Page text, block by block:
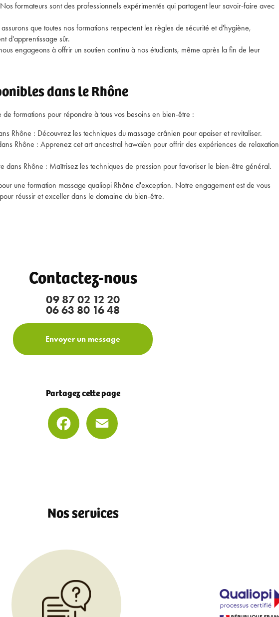
Nos formateurs sont des professionnels expérimentés qui partagent leur savoir-faire avec
que toutes nos formations respectent les règles de sécurité et d'hygiène,
d'apprentissage sûr.
engageons à offrir un soutien continu à nos étudiants, même après la fin de leur
dans le Rhône
formations pour répondre à tous vos besoins en bien-être :
Rhône : Découvrez les techniques du massage crânien pour apaiser et revitaliser.
Rhône : Apprenez cet art ancestral hawaïen pour offrir des expériences de relaxation
dans Rhône : Maîtrisez les techniques de pression pour favoriser le bien-être général.
une formation massage qualiopi Rhône d'exception. Notre engagement est de vous
réussir et exceller dans le domaine du bien-être.
Contactez-nous
09 87 02 12 20
06 63 80 16 48
Envoyer un message
Partagez cette page
Facebook
Nos services